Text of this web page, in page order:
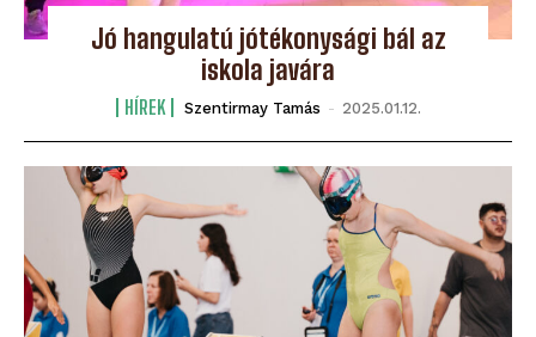
Jó hangulatú jótékonysági bál az
iskola javára
HÍREK Szentirmay Tamás - 2025.01.12.